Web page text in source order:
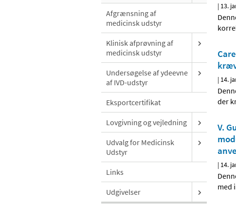
Afgrænsning af
medicinsk udstyr
Klinisk afprøvning af
medicinsk udstyr
Undersøgelse af ydeevne
af IVD-udstyr
Eksportcertifikat
Lovgivning og vejledning
Udvalg for Medicinsk
Udstyr
Links
Udgivelser
| 13.
| 14.
der
V.
| 14.
med